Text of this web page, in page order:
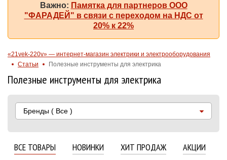
Важно: Памятка для партнеров ООО
"ФАРАДЕЙ" в связи с переходом на НДС от
20% к 22%
«21vek-220v» — интернет-магазин электрики и электрооборудования
Статьи
Полезные инструменты для электрика
Полезные инструменты для электрика
Бренды ( Все )
ВСЕ ТОВАРЫ НОВИНКИ ХИТ ПРОДАЖ
АКЦИИ